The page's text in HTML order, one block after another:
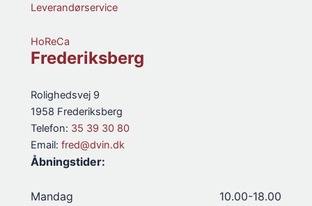
Leverandørservice
HoReCa
Frederiksberg
Rolighedsvej 9
1958 Frederiksberg
Telefon: 35 39 30 80
Email: fred@dvin.dk
Åbningstider:
Mandag
10.00-18.00